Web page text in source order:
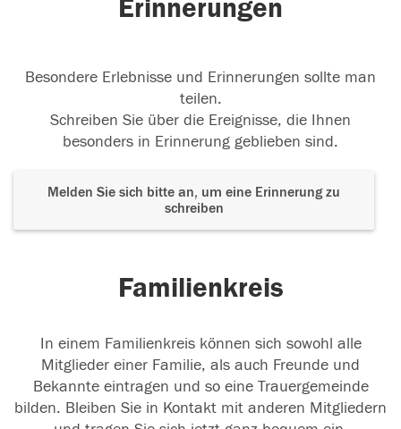
Erinnerungen
Besondere Erlebnisse und Erinnerungen sollte man
teilen.
Schreiben Sie über die Ereignisse, die Ihnen
besonders in Erinnerung geblieben sind.
Melden Sie sich bitte an, um eine Erinnerung zu
schreiben
Familienkreis
In einem Familienkreis können sich sowohl alle
Mitglieder einer Familie, als auch Freunde und
Bekannte eintragen und so eine Trauergemeinde
bilden. Bleiben Sie in Kontakt mit anderen Mitgliedern